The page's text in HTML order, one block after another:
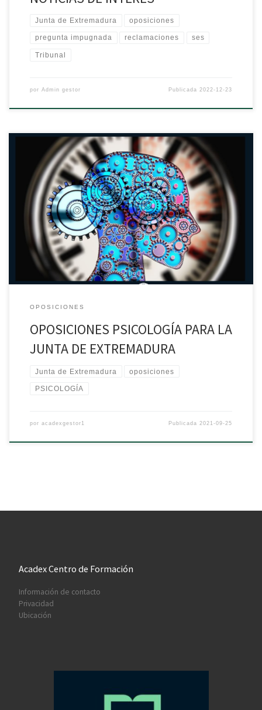
Junta de Extremadura oposiciones
pregunta impugnada reclamaciones ses
Tribunal
por Admin gestor Publicada 2022-12-23
SOMOS UNA DE LAS POCAS ACADEMIAS EN EXTREMADURA QUE
PREPARAMOS LAS OPOSICIONES DE PSICOLOGÍA, PROFESORES
ALTAMENTE CUALIFICADOS. ___RESERVA YA TU PLAZA, GRUPOS
REDUCIDOS___ Polígono Industrial las Capellanías Parcela 116,
Nave 3, C. Tejedores. 10004 Cáceres. 927 500 666 689 429 539 –
619 648 416 info@acadex.es
OPOSICIONES
OPOSICIONES PSICOLOGÍA PARA LA
JUNTA DE EXTREMADURA
Junta de Extremadura oposiciones
PSICOLOGÍA
por acadexgestor1 Publicada 2021-09-25
Acadex Centro de Formación
Información de contacto
Privacidad
Ubicación